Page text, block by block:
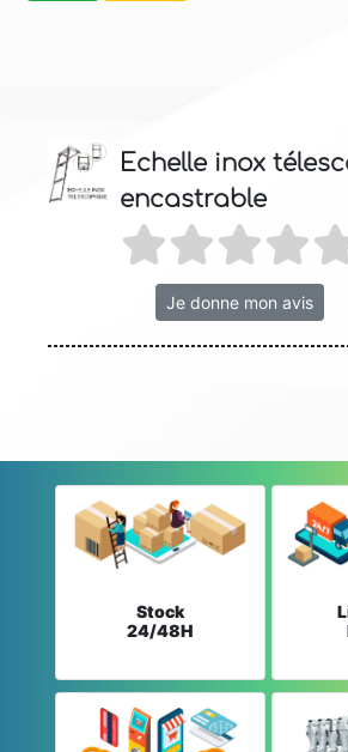
Echelle inox
encastrable
Je donne mon avis
Stock
24/48H